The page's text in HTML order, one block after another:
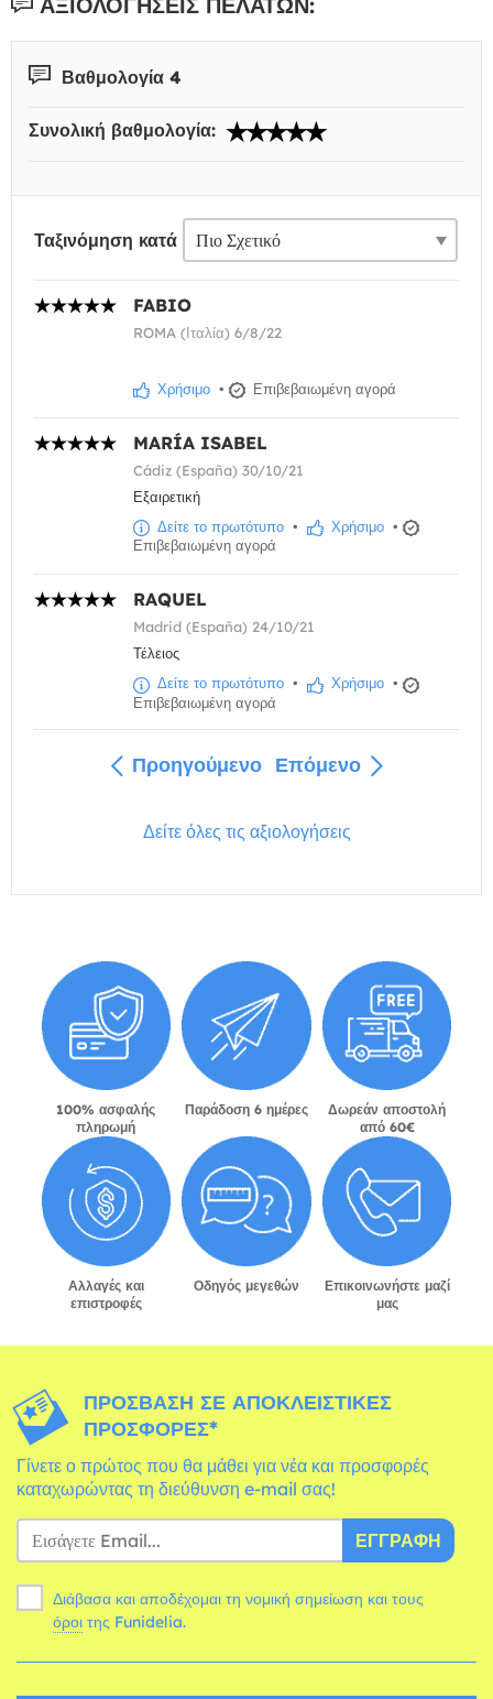
Βαθμολογία 4
Συνολική βαθμολογία:
Ταξινόμηση κατά
FABIO
ROMA (Ιταλία) 6/8/22
Χρήσιμο • Επιβεβαιωμένη αγορά
MARÍA ISABEL
Cádiz (España) 30/10/21
Εξαιρετική
Δείτε το πρωτότυπο • Χρήσιμο •
Επιβεβαιωμένη αγορά
RAQUEL
Madrid (España) 24/10/21
Τέλειος
Δείτε το πρωτότυπο • Χρήσιμο •
Επιβεβαιωμένη αγορά
Προηγούμενο Επόμενο
Δείτε όλες τις αξιολογήσεις
100% ασφαλής
πληρωμή
Παράδοση 6 ημέρες
Δωρεάν αποστολή
από 60€
Αλλαγές και
επιστροφές
Οδηγός μεγεθών
Επικοινωνήστε μαζί
μας
ΠΡΌΣΒΑΣΗ ΣΕ ΑΠΟΚΛΕΙΣΤΙΚΈΣ
ΠΡΟΣΦΟΡΈΣ*
Γίνετε ο πρώτος που θα μάθει για νέα και προσφορές
καταχωρώντας τη διεύθυνση e-mail σας!
ΕΓΓΡΑΦΉ
Διάβασα και αποδέχομαι τη νομική σημείωση και τους
όροι της Funidelia.